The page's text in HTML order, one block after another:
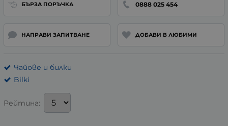
БЪРЗА ПОРЪЧКА 0888 025 454
НАПРАВИ ЗАПИТВАНЕ ДОБАВИ В ЛЮБИМИ
Чайове и билки
Bilki
Рейтинг: